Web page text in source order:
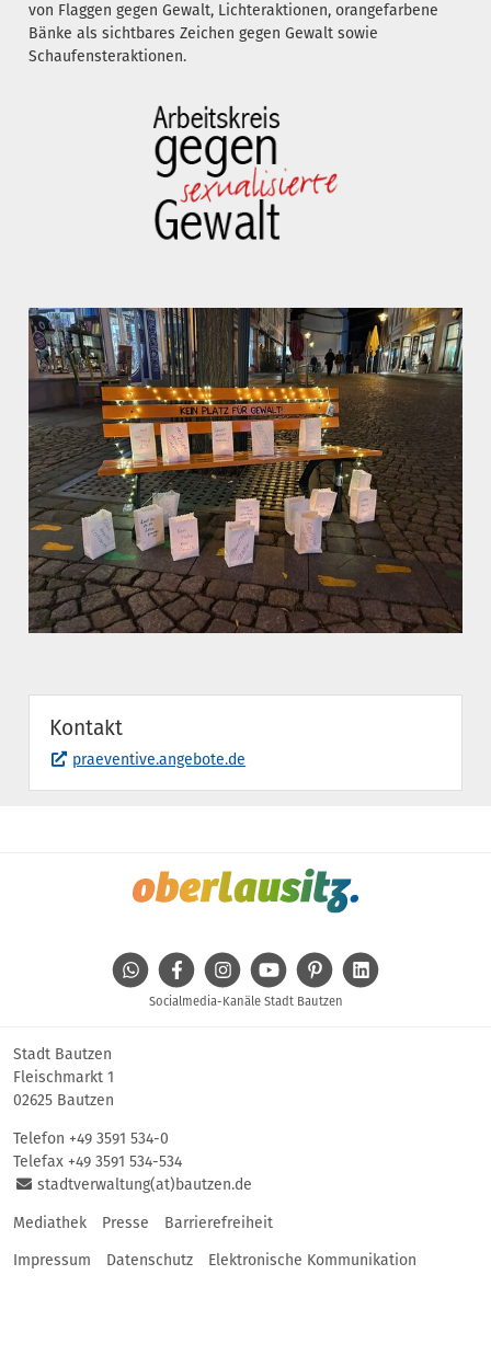
von Flaggen gegen Gewalt, Lichteraktionen, orangefarbene
Bänke als sichtbares Zeichen gegen Gewalt sowie
Schaufensteraktionen.
Kontakt
praeventive.angebote.de
WhatsAppFacebookInstagramYoutube Pinterest
Socialmedia-Kanäle Stadt Bautzen
Stadt Bautzen
Fleischmarkt 1
02625 Bautzen
Telefon +49 3591 534-0
Telefax +49 3591 534-534
stadtverwaltung(at)bautzen.de
Mediathek Presse
Barrierefreiheit
Impressum
Datenschutz Elektronische Kommunikation